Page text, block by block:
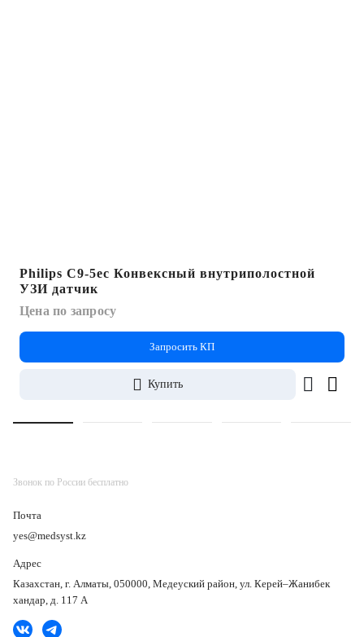
Philips C9-5ec Конвексный внутриполостной
УЗИ датчик
Цена по запросу
Запросить КП
Купить
Звонок по России бесплатно
Почта
yes@medsyst.kz
Адрес
Казахстан, г. Алматы, 050000, Медеуский район, ул. Керей–Жанибек
хандар, д. 117 А